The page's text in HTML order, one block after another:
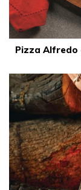
Pizza Alfredo